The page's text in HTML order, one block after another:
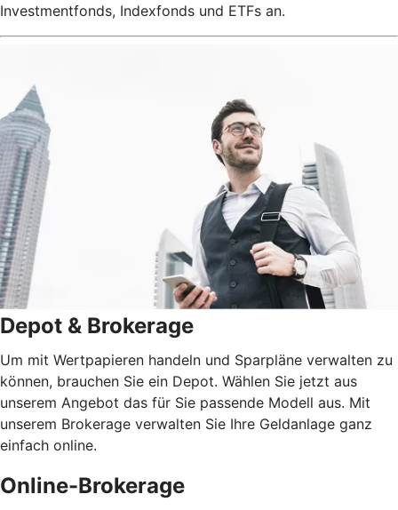
Investmentfonds, Indexfonds und ETFs an.
Depot & Brokerage
Um mit Wertpapieren handeln und Sparpläne verwalten zu
können, brauchen Sie ein Depot. Wählen Sie jetzt aus
unserem Angebot das für Sie passende Modell aus. Mit
unserem Brokerage verwalten Sie Ihre Geldanlage ganz
einfach online.
Online-Brokerage